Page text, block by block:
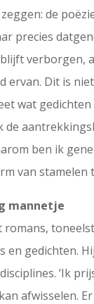
de
precies
verborgen,
ervan. Dit is
wat
de
ben ik
van stamelen
mannetje
romans,
en gedichten.
‘Ik
afwisselen.